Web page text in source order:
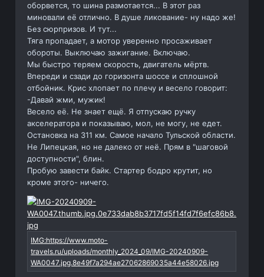
оборвется, то шина размотается... В этот раз
миновали её отлично. В душе ликование- ну надо же!
Без сюрпризов. И тут...
Тяга пропадает, а мотор уверенно просаживает
обороты. Выключаю зажигание. Включаю.
Мы быстро теряем скорость, двигатель мёртв.
Впереди и сзади до горизонта шоссе и сплошной
отбойник. Крис хлопает по плечу и весело говорит:
-Давай жми, мужик!
Весело её. Не знает ещё. Я отпускаю ручку
акселератора и показываю, мол, не могу, не едет.
Остановка на 311 км. Самое начало Тульской области.
Не Липецкая, но не далеко от неё. Прям в "шаговой
доступности", блин.
Пробую завести байк. Стартер бодро крутит, но
кроме этого- ничего.